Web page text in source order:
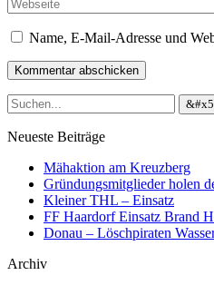
Name, E-Mail-Adresse und
Neueste Beiträge
Mähaktion am Kreuzberg
Gründungsmitglieder holen
Kleiner THL – Einsatz
FF Haardorf Einsatz Brand
Donau – Löschpiraten
Archiv